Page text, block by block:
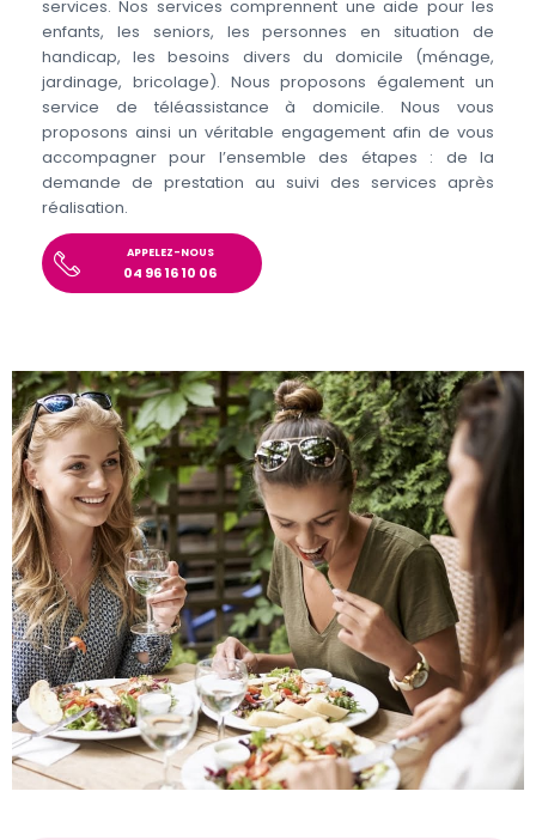
services. Nos services comprennent une aide pour les
enfants, les seniors, les personnes en situation de
handicap, les besoins divers du domicile (ménage,
jardinage, bricolage). Nous proposons également un
service de téléassistance à domicile. Nous vous
proposons ainsi un véritable engagement afin de vous
accompagner pour l’ensemble des étapes : de la
demande de prestation au suivi des services après
réalisation.
APPELEZ-NOUS
04 96 16 10 06